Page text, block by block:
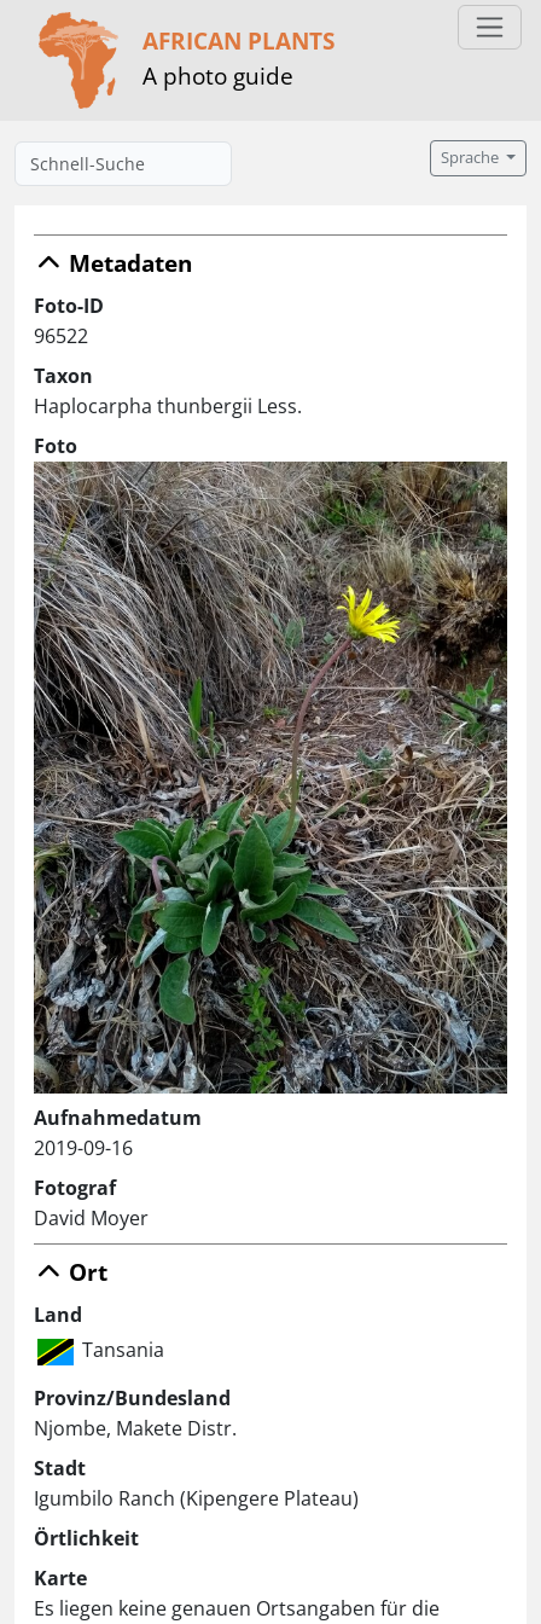
AFRICAN PLANTS
A photo guide
Sprache
Metadaten
Foto-ID
96522
Taxon
Haplocarpha thunbergii Less.
Foto
Aufnahmedatum
2019-09-16
Fotograf
David Moyer
Ort
Land
Tansania
Provinz/Bundesland
Njombe, Makete Distr.
Stadt
Igumbilo Ranch (Kipengere Plateau)
Örtlichkeit
Karte
Es liegen keine genauen Ortsangaben für die